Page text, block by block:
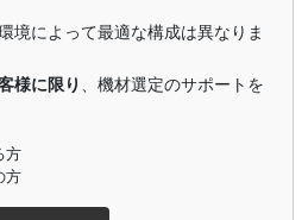
境によって最適な構成は異なりま
様に限り
、機材選定のサポートを
方
方